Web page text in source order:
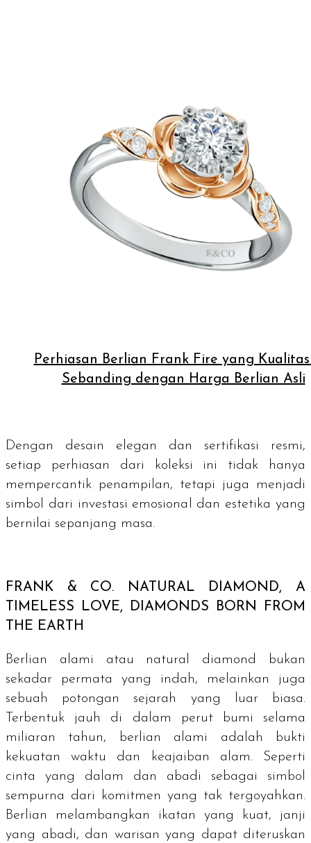
Perhiasan Berlian Frank Fire yang
Sebanding dengan Harga Berlian Asli
Dengan desain elegan dan sertifikasi resmi,
setiap perhiasan dari koleksi ini tidak hanya
mempercantik penampilan, tetapi juga menjadi
simbol dari investasi emosional dan estetika yang
bernilai sepanjang masa.
FRANK & CO. NATURAL DIAMOND, A
TIMELESS LOVE, DIAMONDS BORN FROM
THE EARTH
Berlian alami atau natural diamond
bukan
sekadar permata yang indah, melainkan juga
sebuah potongan sejarah yang luar biasa.
Terbentuk jauh di dalam perut bumi selama
miliaran tahun, berlian alami adalah bukti
kekuatan waktu dan keajaiban alam. Seperti
cinta yang dalam dan abadi sebagai simbol
sempurna dari komitmen yang tak tergoyahkan.
Berlian melambangkan ikatan yang kuat, janji
yang abadi, dan warisan yang dapat diteruskan